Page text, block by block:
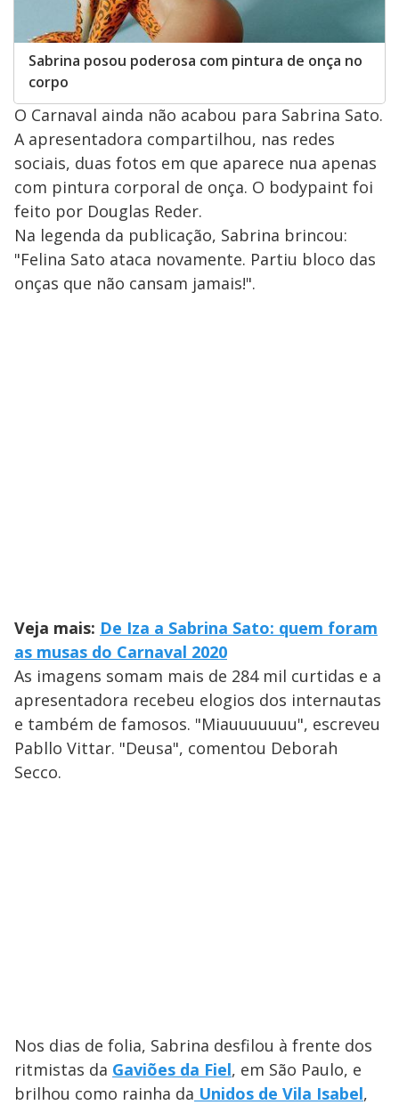
Sabrina posou poderosa com pintura de onça no
corpo
O Carnaval ainda não acabou para Sabrina Sato.
A apresentadora compartilhou, nas redes
sociais, duas fotos em que aparece nua apenas
com pintura corporal de onça. O bodypaint foi
feito por Douglas Reder.
Na legenda da publicação, Sabrina brincou:
"Felina Sato ataca novamente. Partiu bloco das
onças que não cansam jamais!".
Veja mais: De Iza a Sabrina Sato: quem foram
as musas do Carnaval 2020
As imagens somam mais de 284 mil curtidas e a
apresentadora recebeu elogios dos internautas
e também de famosos. "Miauuuuuuu", escreveu
Pabllo Vittar. "Deusa", comentou Deborah
Secco.
Nos dias de folia, Sabrina desfilou à frente dos
ritmistas da Gaviões da Fiel, em São Paulo, e
brilhou como rainha da Unidos de Vila Isabel,